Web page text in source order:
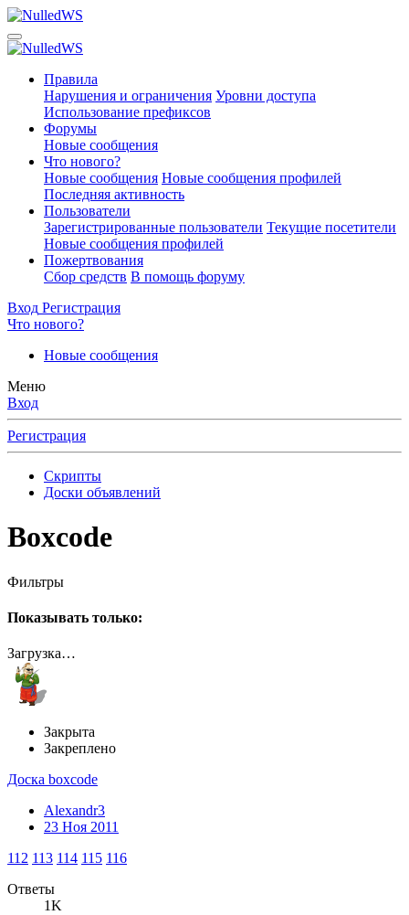
Правила
Нарушения и ограничения Уровни доступа
Использование префиксов
Форумы
Новые сообщения
Что нового?
Новые сообщения Новые сообщения профилей
Последняя активность
Пользователи
Зарегистрированные пользователи Текущие посетители
Новые сообщения профилей
Пожертвования
Сбор средств В помощь форуму
Вход Регистрация
Что нового?
Новые сообщения
Меню
Вход
Регистрация
Скрипты
Доски объявлений
Boxcode
Фильтры
Показывать только:
Загрузка…
Закрыта
Закреплено
Доска boxcode
Alexandr3
23 Ноя 2011
112 113 114 115 116
Ответы
1K